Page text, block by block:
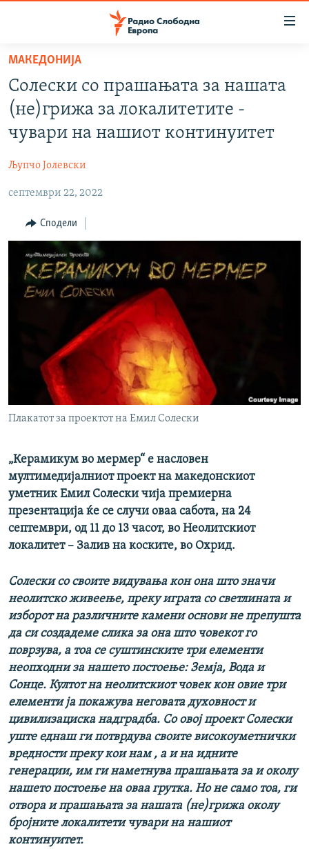
Оди
содржината
Оди
главната
навигација
Премини
на
СВЕТ
ВИЗУЕЛНО
ШТО ТРЕБА ДА ЗНАЕТЕ
ПРИЈАВИ СЕ ЗА ЊУЗЛЕТЕР
ПОДКАСТ ЗОШТО?
СЛЕДЕТЕ НЕ
РСЕ веб страници
МАКЕДОНИЈА
Солески со прашањата за нашата
(не)грижа за локалитетите -
чувари на нашиот континуитет
Љупчо Јолевски
септември 22, 2022
Сподели
Плакатот за проектот на Емил Солески
„Керамикум во мермер“ е насловен
мултимедијалниот проект на македонскиот
уметник Емил Солески чија премиерна
презентација ќе се случи оваа сабота, на 24
септември, од 11 до 13 часот, во Неолитскиот
локалитет – Залив на коските, во Охрид.
Солески со своите видувања кон она што значи
неолитско живеење, преку играта со светлината и
изборот на различните камени основи не препушта
да си создадеме слика за она што човекот го
поврзува, а тоа се суштинските три елементи
неопходни за нашето постоење: Земја, Вода и
Сонце. Култот на неолитскиот човек кон овие три
елементи ја покажува неговата духовност и
цивилизациска надградба. Со овој проект Солески
уште еднаш ги потврдува своите високоуметнички
вредности преку кои нам , а и на идните
генерации, им ги наметнува прашањата за и околу
нашето постоење на оваа грутка. Но не само тоа, ги
отвора и прашањата за нашата (не)грижа околу
бројните локалитети чувари на нашиот
континуитет.